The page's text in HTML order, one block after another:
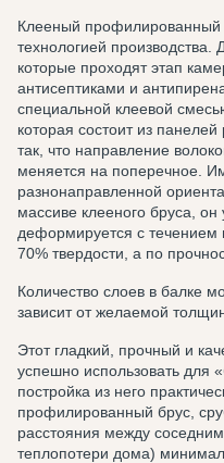
Клееный профилированный
технологией производства.
которые проходят этап
антисептиками и
специальной клеевой
которая состоит из
так, что направление
меняется на поперечное.
разнонаправленной
массиве клееного бруса,
деформируется с течением
70% твердости, а по
Количество слоев в балке
зависит от желаемой
Этот гладкий, прочный и
успешно использовать для
постройка из него
профилированный брус,
расстояния между
теплопотери дома)